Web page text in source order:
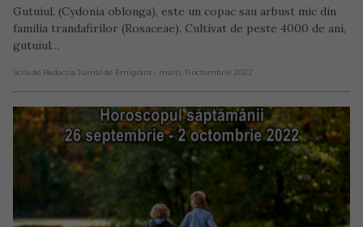
Gutuiul, (Cydonia oblonga), este un copac sau arbust mic din
familia trandafirilor (Rosaceae). Cultivat de peste 4000 de ani,
gutuiul…
Scris de Redacția Jurnal de Emigrant - marți, 11 octombrie 2022